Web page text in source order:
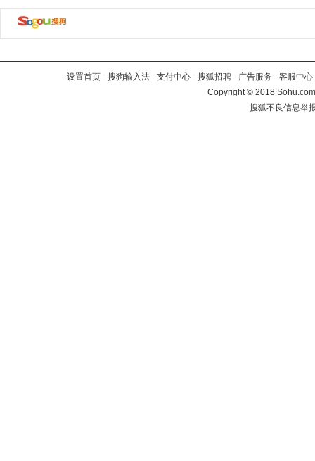
设置首页 - 搜狗输入法 - 支付中心 - 搜狐招聘 - 广告服务 - 客服中心
Copyright©2018
搜狐不良信息举